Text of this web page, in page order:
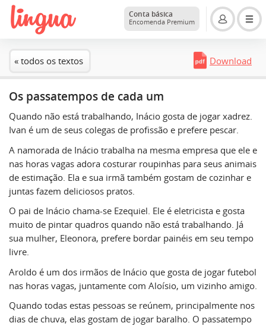
Conta básica
Encomenda Premium
« todos os textos Download
Os passatempos de cada um
Quando não está trabalhando, Inácio gosta de jogar xadrez.
Ivan é um de seus colegas de profissão e prefere pescar.
A namorada de Inácio trabalha na mesma empresa que ele e
nas horas vagas adora costurar roupinhas para seus animais
de estimação. Ela e sua irmã também gostam de cozinhar e
juntas fazem deliciosos pratos.
O pai de Inácio chama-se Ezequiel. Ele é eletricista e gosta
muito de pintar quadros quando não está trabalhando. Já
sua mulher, Eleonora, prefere bordar painéis em seu tempo
livre.
Aroldo é um dos irmãos de Inácio que gosta de jogar futebol
nas horas vagas, juntamente com Aloísio, um vizinho amigo.
Quando todas estas pessoas se reúnem, principalmente nos
dias de chuva, elas gostam de jogar baralho. O passatempo